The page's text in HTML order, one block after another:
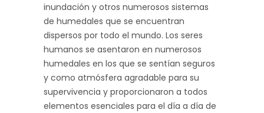
inundación y otros numerosos sistemas
de humedales que se encuentran
dispersos por todo el mundo. Los seres
humanos se asentaron en numerosos
humedales en los que se sentían seguros
y como atmósfera agradable para su
supervivencia y proporcionaron a todos
elementos esenciales para el día a día de